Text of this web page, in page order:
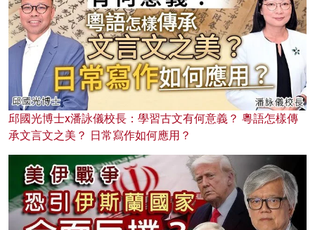
邱國光博士x潘詠儀校長：學習古文有何意義？ 粵語怎樣傳
承文言文之美？ 日常寫作如何應用？